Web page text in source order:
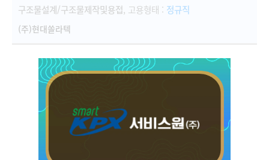
구조물설계/구조물제작및용접, 고용형태 : 정규직
(주)현대쏠라텍